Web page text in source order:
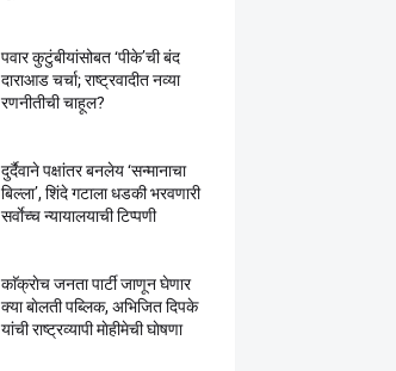
पवार कुटुंबीयांसोबत ‘पीके’ची बंद
दाराआड चर्चा; राष्ट्रवादीत नव्या
रणनीतीची चाहूल?
दुर्दैवाने पक्षांतर बनलेय ‘सन्मानाचा
बिल्ला’, शिंदे गटाला धडकी भरवणारी
सर्वाेच्च न्यायालयाची टिप्पणी
काॅक्राेच जनता पार्टी जाणून घेणार
क्या बाेलती पब्लिक, अभिजित दिपके
यांची राष्ट्रव्यापी माेहीमेची घाेषणा